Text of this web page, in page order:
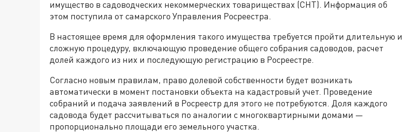
имущество в садоводческих некоммерческих товариществах (СНТ). Информация об
этом поступила от самарского Управления Росреестра.
В настоящее время для оформления такого имущества требуется пройти длительную и
сложную процедуру, включающую проведение общего собрания садоводов, расчет
долей каждого из них и последующую регистрацию в Росреестре.
Согласно новым правилам, право долевой собственности будет возникать
автоматически в момент постановки объекта на кадастровый учет. Проведение
собраний и подача заявлений в Росреестр для этого не потребуются. Доля каждого
садовода будет рассчитываться по аналогии с многоквартирными домами —
пропорционально площади его земельного участка.